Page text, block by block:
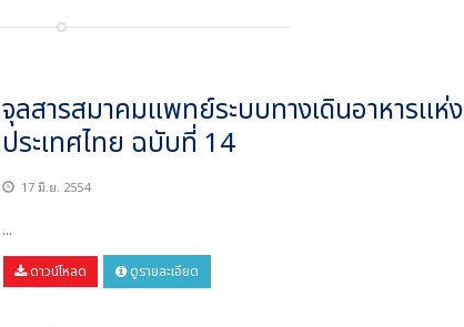
จุลสารสมาคมแพทย์ระบบทางเดินอาหารแห่ง
ประเทศไทย ฉบับที่ 14
17 มิ.ย. 2554
...
ดาวน์โหลด ดูรายละเอียด